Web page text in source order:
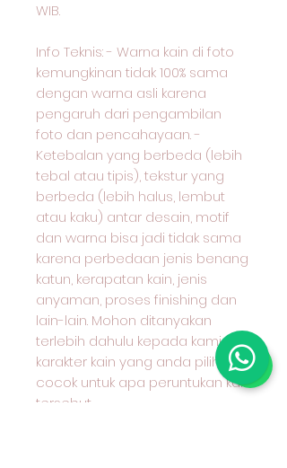
WIB.
Info Teknis: - Warna kain di foto
kemungkinan tidak 100% sama
dengan warna asli karena
pengaruh dari pengambilan
foto dan pencahayaan. -
Ketebalan yang berbeda (lebih
tebal atau tipis), tekstur yang
berbeda (lebih halus, lembut
atau kaku) antar desain, motif
dan warna bisa jadi tidak sama
karena perbedaan jenis benang
katun, kerapatan kain, jenis
anyaman, proses finishing dan
lain-lain. Mohon ditanyakan
terlebih dahulu kepada kami
karakter kain yang anda pilih dan
cocok untuk apa peruntukan kain
tersebut.